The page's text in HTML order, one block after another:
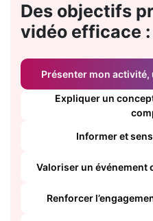
Des objectifs
vidéo efficace :
Présenter mon
Expliquer un
Informer et
Valoriser un événement
Renforcer